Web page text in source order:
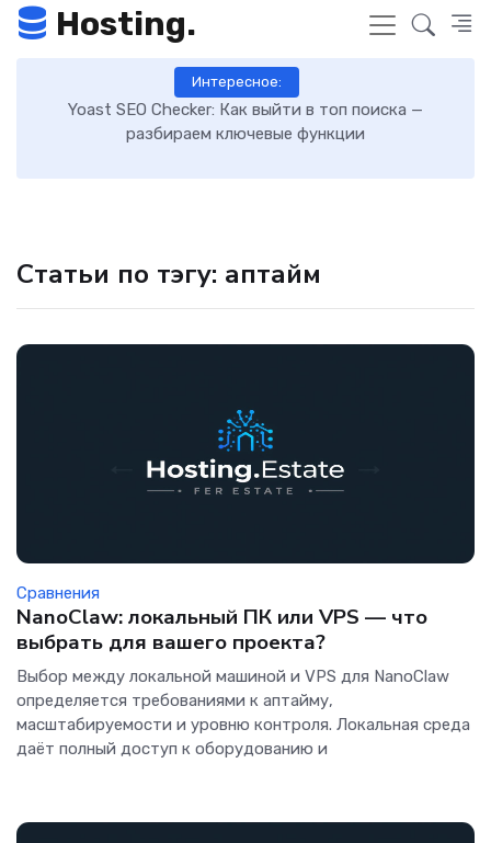
Hosting.
Интересное:
Yoast SEO Checker: Как выйти в топ поиска —
разбираем ключевые функции
Статьи по тэгу: аптайм
Сравнения
NanoClaw: локальный ПК или VPS — что
выбрать для вашего проекта?
Выбор между локальной машиной и VPS для NanoClaw
определяется требованиями к аптайму,
масштабируемости и уровню контроля. Локальная среда
даёт полный доступ к оборудованию и